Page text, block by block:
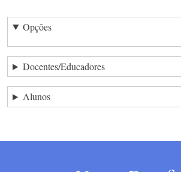
Opções
Docentes/Educadores
Alunos